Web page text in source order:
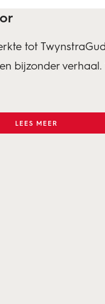
tot
verhaal.
LEES MEER